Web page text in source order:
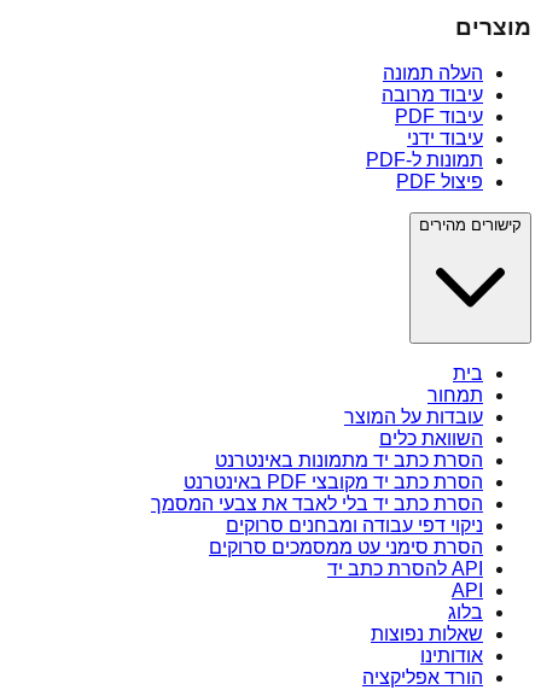
מוצרים
העלה תמונה
עיבוד מרובה
עיבוד PDF
עיבוד ידני
תמונות ל-PDF
פיצול PDF
קישורים מהירים
בית
תמחור
עובדות על המוצר
השוואת כלים
הסרת כתב יד מתמונות באינטרנט
הסרת כתב יד מקובצי PDF באינטרנט
הסרת כתב יד בלי לאבד את צבעי המסמך
ניקוי דפי עבודה ומבחנים סרוקים
הסרת סימני עט ממסמכים סרוקים
API להסרת כתב יד
API
בלוג
שאלות נפוצות
אודותינו
הורד אפליקציה